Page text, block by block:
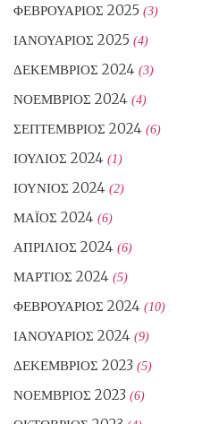
ΦΕΒΡΟΥΆΡΙΟΣ 2025 (3)
ΙΑΝΟΥΆΡΙΟΣ 2025 (4)
ΔΕΚΈΜΒΡΙΟΣ 2024 (3)
ΝΟΈΜΒΡΙΟΣ 2024 (4)
ΣΕΠΤΈΜΒΡΙΟΣ 2024 (6)
ΙΟΎΛΙΟΣ 2024 (1)
ΙΟΎΝΙΟΣ 2024 (2)
ΜΆΙΟΣ 2024 (6)
ΑΠΡΊΛΙΟΣ 2024 (6)
ΜΆΡΤΙΟΣ 2024 (5)
ΦΕΒΡΟΥΆΡΙΟΣ 2024 (10)
ΙΑΝΟΥΆΡΙΟΣ 2024 (9)
ΔΕΚΈΜΒΡΙΟΣ 2023 (5)
ΝΟΈΜΒΡΙΟΣ 2023 (6)